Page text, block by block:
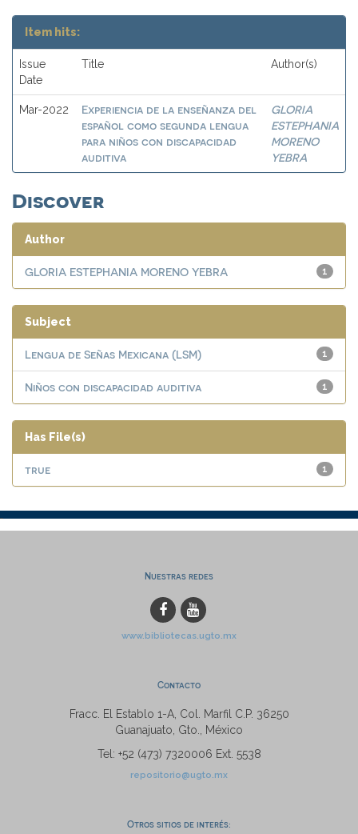
Item hits:
Issue
Date
Title Author(s)
Mar-2022
Experiencia de la enseñanza del
español como segunda lengua
para niños con discapacidad
auditiva
GLORIA
ESTEPHANIA
MORENO
YEBRA
Discover
Author
1
GLORIA ESTEPHANIA MORENO YEBRA
Subject
1
Lengua de Señas Mexicana (LSM)
1
Niños con discapacidad auditiva
Has File(s)
1
true
Nuestras redes
www.bibliotecas.ugto.mx
Contacto
Fracc. El Establo 1-A, Col. Marfil C.P. 36250
Guanajuato, Gto., México
Tel: +52 (473) 7320006 Ext. 5538
repositorio@ugto.mx
Otros sitios de interés: